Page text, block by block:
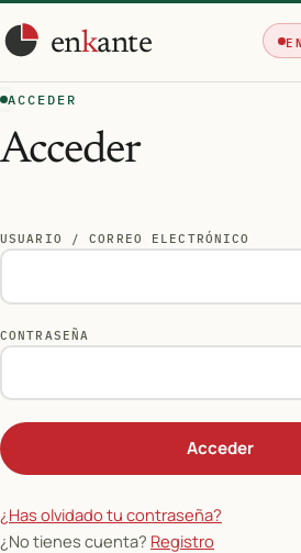
enkante
ACCEDER
Acceder
USUARIO / CORREO ELECTRÓNICO
CONTRASEÑA
Acceder
¿Has olvidado tu contraseña?
¿No tienes cuenta? Registro